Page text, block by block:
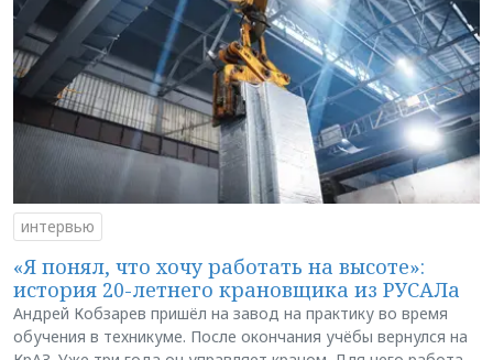
интервью
«Я понял, что хочу работать на высоте»:
история 20-летнего крановщика из РУСАЛа
Андрей Кобзарев пришёл на завод на практику во время
обучения в техникуме. После окончания учёбы вернулся на